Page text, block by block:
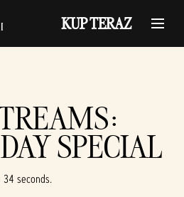
KUP TERAZ
SPECIAL
34 seconds